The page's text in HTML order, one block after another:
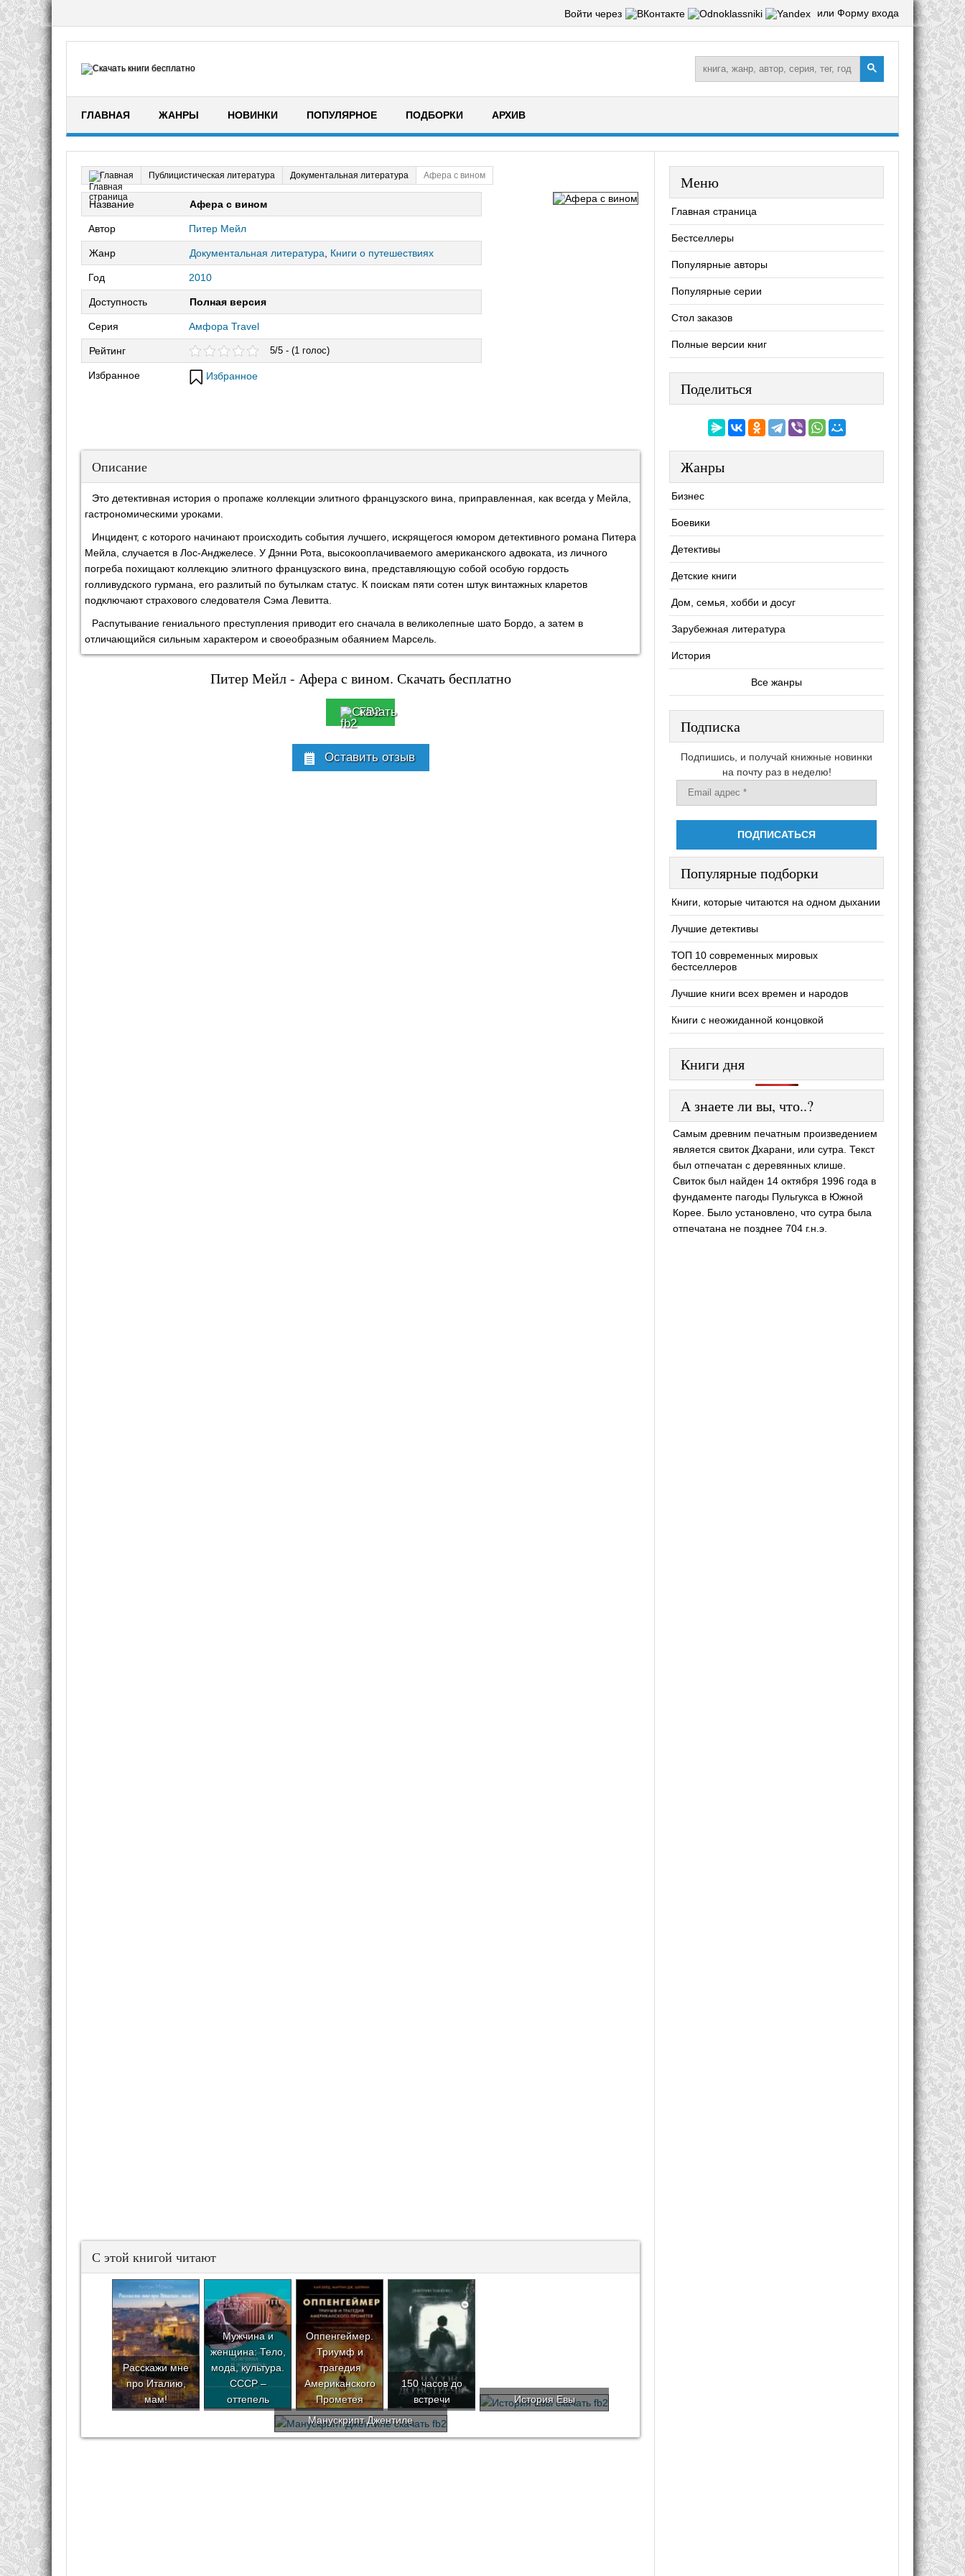
Войти через или Форму входа
ГЛАВНАЯ ЖАНРЫ НОВИНКИ ПОПУЛЯРНОЕ ПОДБОРКИ АРХИВ
Главная Публицистическая литература Документальная литература Афера с вином
Название Афера с вином
Автор Питер Мейл
Жанр Документальная литература Книги о путешествиях
Год 2010
Доступность Полная версия
Серия Амфора Travel
Рейтинг 5/5 - (1 голос)
Избранное Избранное
Описание
Это детективная история о пропаже коллекции элитного французского вина, приправленная, как всегда у Мейла,
гастрономическими уроками.
Инцидент, с которого начинают происходить события лучшего, искрящегося юмором детективного романа Питера
Мейла, случается в Лос-Анджелесе. У Дэнни Рота, высокооплачиваемого американского адвоката, из личного
погреба похищают коллекцию элитного французского вина, представляющую собой особую гордость
голливудского гурмана, его разлитый по бутылкам статус. К поискам пяти сотен штук винтажных кларетов
подключают страхового следователя Сэма Левитта.
Распутывание гениального преступления приводит его сначала в великолепные шато Бордо, а затем в
отличающийся сильным характером и своеобразным обаянием Марсель.
Питер Мейл - Афера с вином. Скачать бесплатно
FB2
Оставить отзыв
С этой книгой читают
Расскажи мне
про Италию,
мам!
Мужчина и
женщина: Тело,
мода, культура.
СССР –
оттепель
Оппенгеймер.
Триумф и
трагедия
Американского
Прометея
150 часов до
встречи
История Евы
Манускрипт Джентиле
Меню
Главная страница
Бестселлеры
Популярные авторы
Популярные серии
Стол заказов
Полные версии книг
Поделиться
Жанры
Бизнес
Боевики
Детективы
Детские книги
Дом, семья, хобби и досуг
Зарубежная литература
История
Все жанры
Подписка
Подпишись, и получай книжные новинки
на почту раз в неделю!
Популярные подборки
Книги, которые читаются на одном дыхании
Лучшие детективы
ТОП 10 современных мировых
бестселлеров
Лучшие книги всех времен и народов
Книги с неожиданной концовкой
Книги дня
А знаете ли вы, что..?
Самым древним печатным произведением
является свиток Дхарани, или сутра. Текст
был отпечатан с деревянных клише.
Свиток был найден 14 октября 1996 года в
фундаменте пагоды Пульгукса в Южной
Корее. Было установлено, что сутра была
отпечатана не позднее 704 г.н.э.